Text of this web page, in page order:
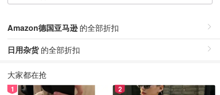
Amazon德国亚马逊的全部折扣
日用杂货的全部折扣
大家都在抢
1 2